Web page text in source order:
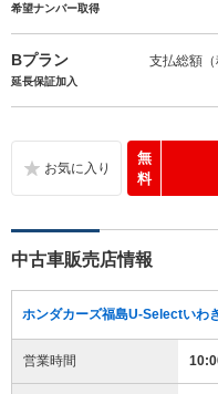
希望ナンバー取得
Bプラン 支払総額（
延長保証加入
無
料
中古車販売店情報
ホンダカーズ福島U-Selectいわ
営業時間